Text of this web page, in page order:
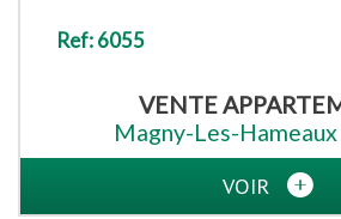
Ref: 6055
VENTE
Magny-Les-Hameaux
VOIR